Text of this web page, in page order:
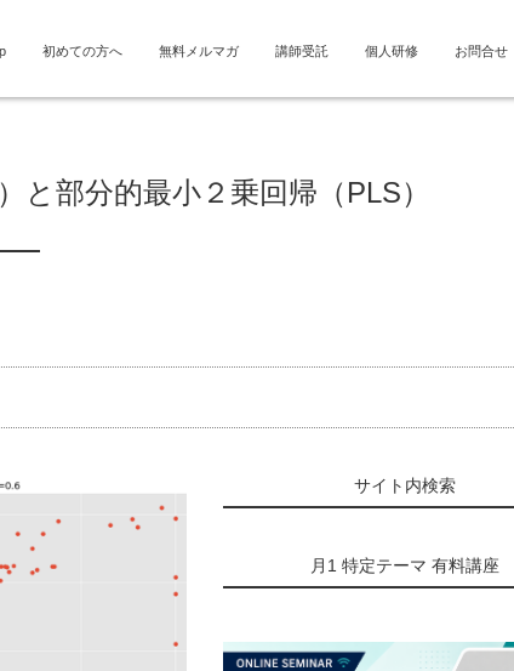
初めての方へ 無料メルマガ 講師受託 個人研修 お問合せ
と部分的最小２乗回帰（PLS）
サイト内検索
月1 特定テーマ 有料講座